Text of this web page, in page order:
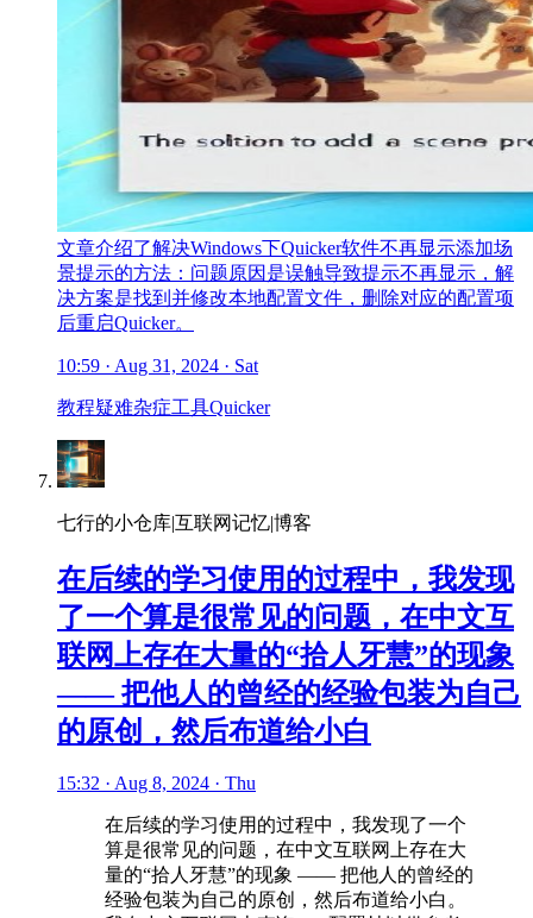
文章介绍了解决Windows下Quicker软件不再显示添加场
景提示的方法：问题原因是误触导致提示不再显示，解
决方案是找到并修改本地配置文件，删除对应的配置项
后重启Quicker。
10:59 · Aug 31, 2024 · Sat
教程疑难杂症工具Quicker
七行的小仓库|互联网记忆|博客
在后续的学习使用的过程中，我发现
了一个算是很常见的问题，在中文互
联网上存在大量的“拾人牙慧”的现象
—— 把他人的曾经的经验包装为自己
的原创，然后布道给小白
15:32 · Aug 8, 2024 · Thu
在后续的学习使用的过程中，我发现了一个
算是很常见的问题，在中文互联网上存在大
量的“拾人牙慧”的现象 —— 把他人的曾经的
经验包装为自己的原创，然后布道给小白。